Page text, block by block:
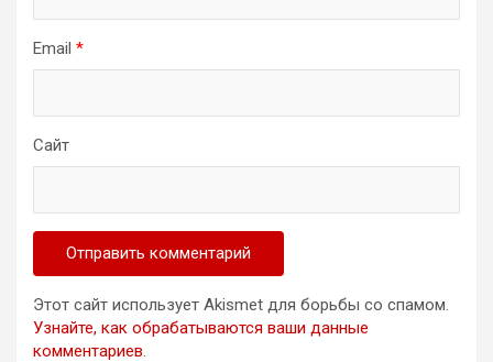
Email *
Сайт
Этот сайт использует Akismet для борьбы со спамом.
Узнайте, как обрабатываются ваши данные
комментариев.